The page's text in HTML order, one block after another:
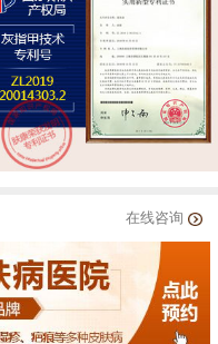
在线咨询